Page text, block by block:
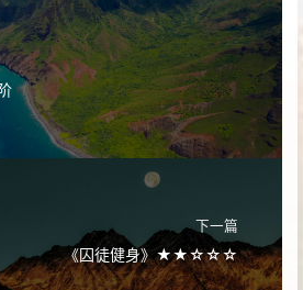
下一篇
《囚徒健身》★★☆☆☆